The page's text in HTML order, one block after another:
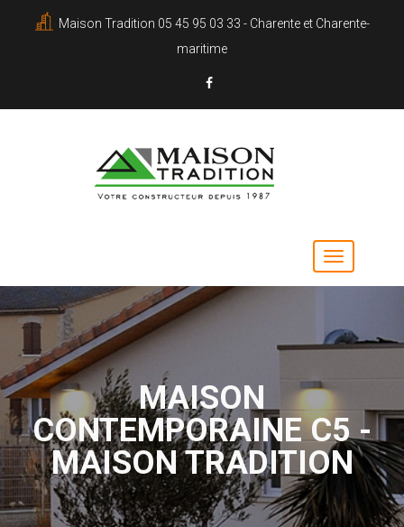
Maison Tradition 05 45 95 03 33 - Charente et Charente-
maritime
MAISON
CONTEMPORAINE C5 -
MAISON TRADITION